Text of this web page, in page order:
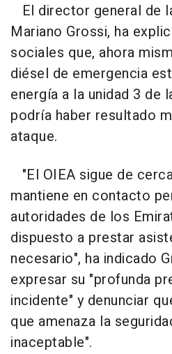
El director general de
Mariano Grossi, ha
sociales que, ahora
diésel de emergencia
energía a la unidad 3 de
podría haber resultado
ataque.
"El OIEA sigue de
mantiene en contacto
autoridades de los
dispuesto a prestar
necesario", ha indicado
expresar su "profunda
incidente" y denunciar
que amenaza la
inaceptable".